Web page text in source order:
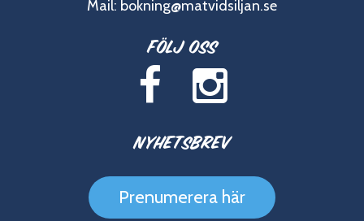
Mail: bokning@matvidsiljan.se
Följ oss
Nyhetsbrev